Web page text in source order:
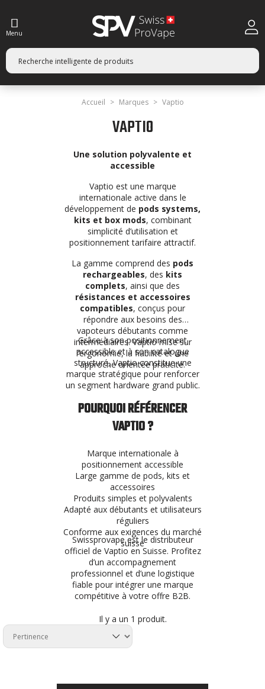
Menu
Accueil Marques Vaptio
VAPTIO
Une solution polyvalente et
accessible
Vaptio est une marque
internationale active dans le
développement de pods systems,
kits et box mods, combinant
simplicité d’utilisation et
positionnement tarifaire attractif.
La gamme comprend des pods
rechargeables, des kits
complets, ainsi que des
résistances et accessoires
compatibles, conçus pour
répondre aux besoins des
vapoteurs débutants comme
intermédiaires. Vaptio mise sur
l’ergonomie, la fiabilité et une
approche orientée praticité.
Grâce à son positionnement
accessible et à son catalogue
structuré, Vaptio constitue une
marque stratégique pour renforcer
un segment hardware grand public.
POURQUOI RÉFÉRENCER
VAPTIO ?
Marque internationale à
positionnement accessible
Large gamme de pods, kits et
accessoires
Produits simples et polyvalents
Adapté aux débutants et utilisateurs
réguliers
Conforme aux exigences du marché
suisse
Swissprovape est le distributeur
officiel de Vaptio en Suisse. Profitez
d’un accompagnement
professionnel et d’une logistique
fiable pour intégrer une marque
compétitive à votre offre B2B.
Il y a un 1 produit.